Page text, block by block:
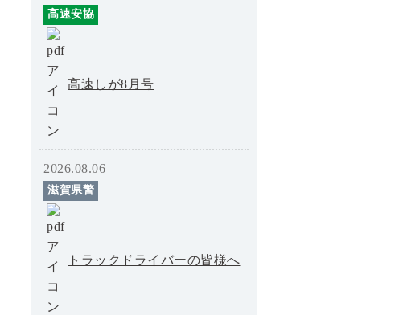
高速安協
高速しが8月号
2026.08.06
滋賀県警
トラックドライバーの皆様へ